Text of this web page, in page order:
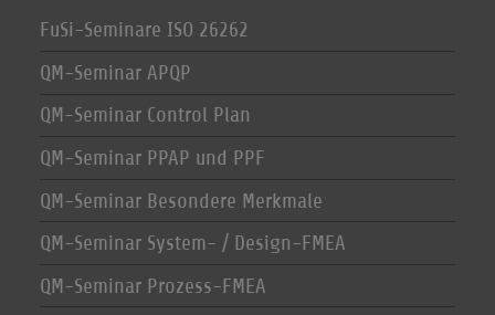
FuSi-Seminare ISO 26262
QM-Seminar APQP
QM-Seminar Control Plan
QM-Seminar PPAP und PPF
QM-Seminar Besondere Merkmale
QM-Seminar System- / Design-FMEA
QM-Seminar Prozess-FMEA